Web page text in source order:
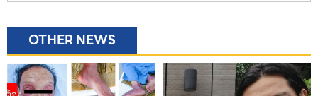
OTHER NEWS